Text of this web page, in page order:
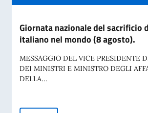
Giornata nazionale del sacrificio
italiano nel mondo (8 agosto).
MESSAGGIO DEL VICE PRESIDENTE
DEI MINISTRI E MINISTRO DEGLI
DELLA...